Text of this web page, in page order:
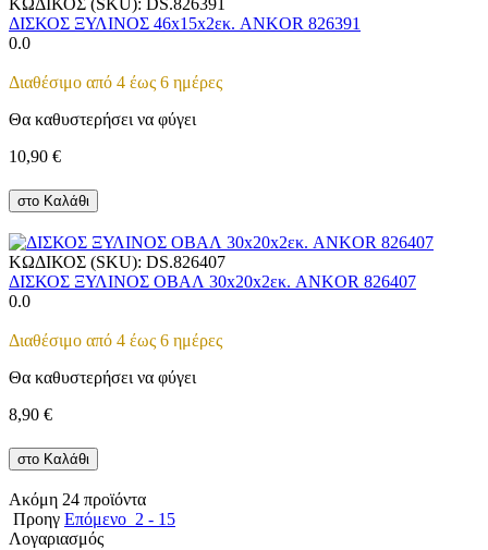
ΚΩΔΙΚΟΣ (SKU): DS.826391
ΔΙΣΚΟΣ ΞΥΛΙΝΟΣ 46x15x2εκ. ANKOR 826391
0.0
Διαθέσιμο από 4 έως 6 ημέρες
Θα καθυστερήσει να φύγει
10,90 €
στο Καλάθι
ΚΩΔΙΚΟΣ (SKU): DS.826407
ΔΙΣΚΟΣ ΞΥΛΙΝΟΣ ΟΒΑΛ 30x20x2εκ. ANKOR 826407
0.0
Διαθέσιμο από 4 έως 6 ημέρες
Θα καθυστερήσει να φύγει
8,90 €
στο Καλάθι
Ακόμη 24 προϊόντα
Προηγ Επόμενο 2 - 15
Λογαριασμός